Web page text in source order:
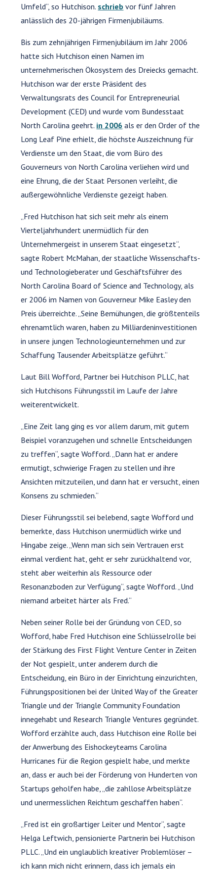
Umfeld“, so Hutchison. schrieb vor fünf Jahren
anlässlich des 20-jährigen Firmenjubiläums.
Bis zum zehnjährigen Firmenjubiläum im Jahr 2006
hatte sich Hutchison einen Namen im
unternehmerischen Ökosystem des Dreiecks gemacht.
Hutchison war der erste Präsident des
Verwaltungsrats des Council for Entrepreneurial
Development (CED) und wurde vom Bundesstaat
North Carolina geehrt. in 2006 als er den Order of the
Long Leaf Pine erhielt, die höchste Auszeichnung für
Verdienste um den Staat, die vom Büro des
Gouverneurs von North Carolina verliehen wird und
eine Ehrung, die der Staat Personen verleiht, die
außergewöhnliche Verdienste gezeigt haben.
„Fred Hutchison hat sich seit mehr als einem
Vierteljahrhundert unermüdlich für den
Unternehmergeist in unserem Staat eingesetzt“,
sagte Robert McMahan, der staatliche Wissenschafts-
und Technologieberater und Geschäftsführer des
North Carolina Board of Science and Technology, als
er 2006 im Namen von Gouverneur Mike Easley den
Preis überreichte. „Seine Bemühungen, die größtenteils
ehrenamtlich waren, haben zu Milliardeninvestitionen
in unsere jungen Technologieunternehmen und zur
Schaffung Tausender Arbeitsplätze geführt.“
Laut Bill Wofford, Partner bei Hutchison PLLC, hat
sich Hutchisons Führungsstil im Laufe der Jahre
weiterentwickelt.
„Eine Zeit lang ging es vor allem darum, mit gutem
Beispiel voranzugehen und schnelle Entscheidungen
zu treffen“, sagte Wofford. „Dann hat er andere
ermutigt, schwierige Fragen zu stellen und ihre
Ansichten mitzuteilen, und dann hat er versucht, einen
Konsens zu schmieden.“
Dieser Führungsstil sei belebend, sagte Wofford und
bemerkte, dass Hutchison unermüdlich wirke und
Hingabe zeige. „Wenn man sich sein Vertrauen erst
einmal verdient hat, geht er sehr zurückhaltend vor,
steht aber weiterhin als Ressource oder
Resonanzboden zur Verfügung“, sagte Wofford. „Und
niemand arbeitet härter als Fred.“
Neben seiner Rolle bei der Gründung von CED, so
Wofford, habe Fred Hutchison eine Schlüsselrolle bei
der Stärkung des First Flight Venture Center in Zeiten
der Not gespielt, unter anderem durch die
Entscheidung, ein Büro in der Einrichtung einzurichten,
Führungspositionen bei der United Way of the Greater
Triangle und der Triangle Community Foundation
innegehabt und Research Triangle Ventures gegründet.
Wofford erzählte auch, dass Hutchison eine Rolle bei
der Anwerbung des Eishockeyteams Carolina
Hurricanes für die Region gespielt habe, und merkte
an, dass er auch bei der Förderung von Hunderten von
Startups geholfen habe, „die zahllose Arbeitsplätze
und unermesslichen Reichtum geschaffen haben“.
„Fred ist ein großartiger Leiter und Mentor“, sagte
Helga Leftwich, pensionierte Partnerin bei Hutchison
PLLC. „Und ein unglaublich kreativer Problemlöser –
ich kann mich nicht erinnern, dass ich jemals ein